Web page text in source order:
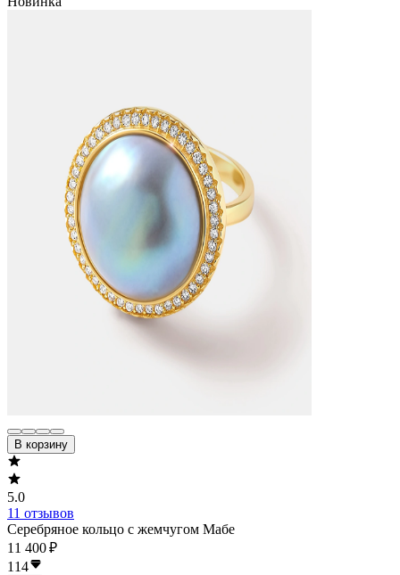
В корзину
5.0
11 отзывов
Серебряное кольцо с жемчугом Мабе
11 400 ₽
114